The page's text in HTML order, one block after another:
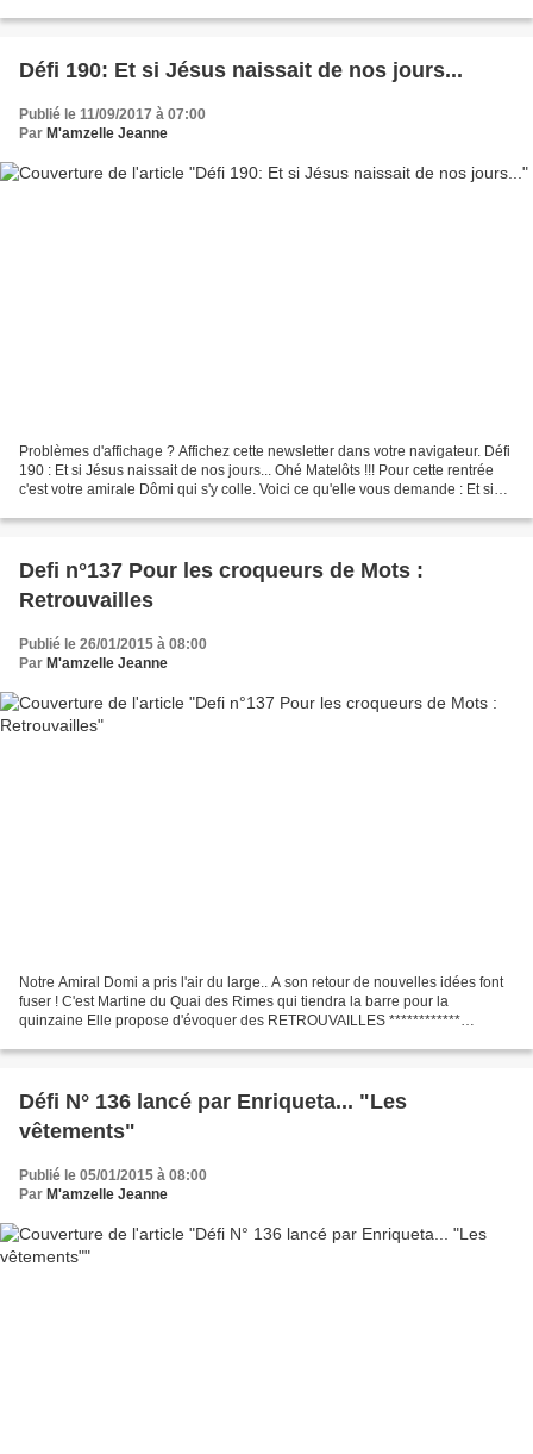
Défi 190: Et si Jésus naissait de nos jours...
Publié le 11/09/2017 à 07:00
Par M'amzelle Jeanne
Problèmes d'affichage ? Affichez cette newsletter dans votre navigateur. Défi
190 : Et si Jésus naissait de nos jours... Ohé Matelôts !!! Pour cette rentrée
c'est votre amirale Dômi qui s'y colle. Voici ce qu'elle vous demande : Et si
Defi n°137 Pour les croqueurs de Mots :
Retrouvailles
Publié le 26/01/2015 à 08:00
Par M'amzelle Jeanne
Notre Amiral Domi a pris l'air du large.. A son retour de nouvelles idées font
fuser ! C'est Martine du Quai des Rimes qui tiendra la barre pour la
quinzaine Elle propose d'évoquer des RETROUVAILLES ************
Défi N° 136 lancé par Enriqueta... "Les
vêtements"
Publié le 05/01/2015 à 08:00
Par M'amzelle Jeanne